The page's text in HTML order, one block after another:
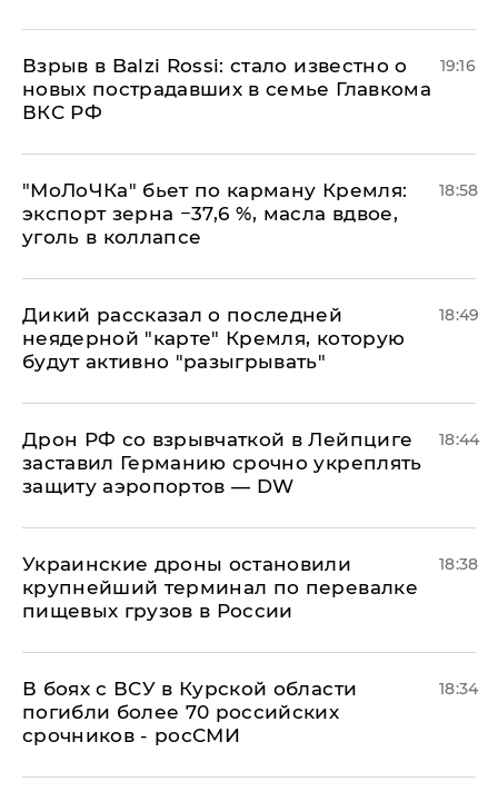
Взрыв в Balzi Rossi: стало известно о
новых пострадавших в семье Главкома
ВКС РФ
19:16
​"МоЛоЧКа" бьет по карману Кремля:
экспорт зерна −37,6 %, масла вдвое,
уголь в коллапсе
18:58
Дикий рассказал о последней
неядерной "карте" Кремля, которую
будут активно "разыгрывать"
18:49
​Дрон РФ со взрывчаткой в Лейпциге
заставил Германию срочно укреплять
защиту аэропортов — DW
18:44
Украинские дроны остановили
крупнейший терминал по перевалке
пищевых грузов в России
18:38
В боях с ВСУ в Курской области
погибли более 70 российских
срочников - росСМИ
18:34